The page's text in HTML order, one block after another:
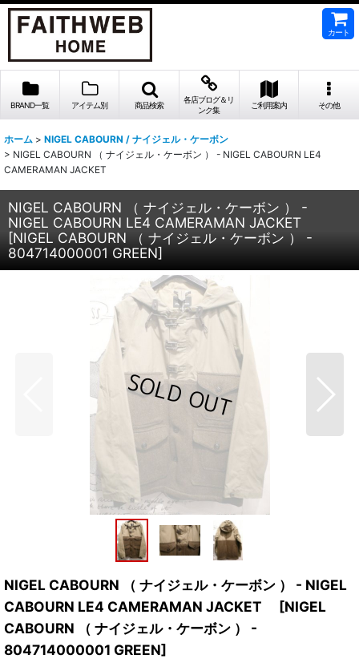
カート
BRAND一覧 アイテム別 商品検索
各店ブログ＆リ
ンク集
ご利用案内 その他
ホーム > NIGEL CABOURN / ナイジェル・ケーボン
> NIGEL CABOURN （ ナイジェル・ケーボン ） - NIGEL CABOURN LE4
CAMERAMAN JACKET
NIGEL CABOURN （ ナイジェル・ケーボン ） -
NIGEL CABOURN LE4 CAMERAMAN JACKET
[NIGEL CABOURN （ ナイジェル・ケーボン ） -
804714000001 GREEN]
NIGEL CABOURN （ ナイジェル・ケーボン ） - NIGEL
CABOURN LE4 CAMERAMAN JACKET
[NIGEL
CABOURN （ ナイジェル・ケーボン ） -
804714000001 GREEN]